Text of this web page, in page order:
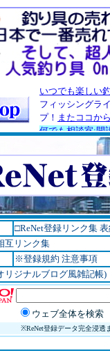
□ReNet登録リンク集
互リンク集
※登録規約 注意事項
リジナルブログ風雑記帳)
ウェブ全体を検
※ReNet登録データ完全浸透